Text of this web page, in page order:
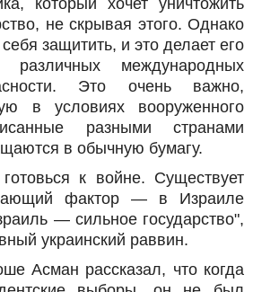
не скрывая этого. Однако
защитить, и это делает его
различных международных
Это очень важно,
в условиях вооруженного
разными странами
в обычную бумагу.
к войне. Существует
фактор — в Израиле
— сильное государство",
украинский раввин.
Асман рассказал, что когда